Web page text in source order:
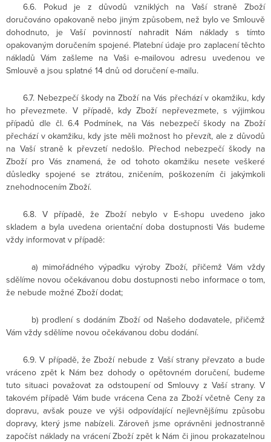
6.6. Pokud je z důvodů vzniklých na Vaší straně Zboží
doručováno opakovaně nebo jiným způsobem, než bylo ve Smlouvě
dohodnuto, je Vaší povinností nahradit Nám náklady s tímto
opakovaným doručením spojené. Platební údaje pro zaplacení těchto
nákladů Vám zašleme na Vaši e-mailovou adresu uvedenou ve
Smlouvě a jsou splatné 14 dnů od doručení e-mailu.
6.7. Nebezpečí škody na Zboží na Vás přechází v okamžiku, kdy
ho převezmete. V případě, kdy Zboží nepřevezmete, s výjimkou
případů dle čl. 6.4 Podmínek, na Vás nebezpečí škody na Zboží
přechází v okamžiku, kdy jste měli možnost ho převzít, ale z důvodů
na Vaší straně k převzetí nedošlo. Přechod nebezpečí škody na
Zboží pro Vás znamená, že od tohoto okamžiku nesete veškeré
důsledky spojené se ztrátou, zničením, poškozením či jakýmkoli
znehodnocením Zboží.
6.8. V případě, že Zboží nebylo v E-shopu uvedeno jako
skladem a byla uvedena orientační doba dostupnosti Vás budeme
vždy informovat v případě:
a) mimořádného výpadku výroby Zboží, přičemž Vám vždy
sdělíme novou očekávanou dobu dostupnosti nebo informace o tom,
že nebude možné Zboží dodat;
b) prodlení s dodáním Zboží od Našeho dodavatele, přičemž
Vám vždy sdělíme novou očekávanou dobu dodání.
6.9. V případě, že Zboží nebude z Vaší strany převzato a bude
vráceno zpět k Nám bez dohody o opětovném doručení, budeme
tuto situaci považovat za odstoupení od Smlouvy z Vaší strany. V
takovém případě Vám bude vrácena Cena za Zboží včetně Ceny za
dopravu, avšak pouze ve výši odpovídající nejlevnějšímu způsobu
dopravy, který jsme nabízeli. Zároveň jsme oprávněni jednostranně
započíst náklady na vrácení Zboží zpět k Nám či jinou prokazatelnou